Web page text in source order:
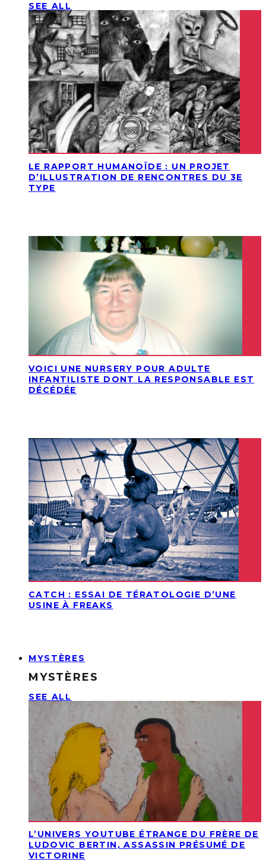
SEE ALL
LE RAPPORT HUMANOÏDE : UN PROJET
D’ILLUSTRATION DE RENCONTRES DU 3E
TYPE
VOICI UNE NURSERY POUR ADULTE
INFANTILISTE DONT LA RESPONSABLE EST
DÉCÉDÉE
CATCH : ESSAI DE TÉRATOLOGIE D’UNE
USINE À FREAKS
MYSTÈRES
MYSTÈRES
SEE ALL
L’UNIVERS YOUTUBE ÉTRANGE DU FRÈRE DE
LUDOVIC BERTIN, ASSASSIN PRÉSUMÉ DE
VICTORINE